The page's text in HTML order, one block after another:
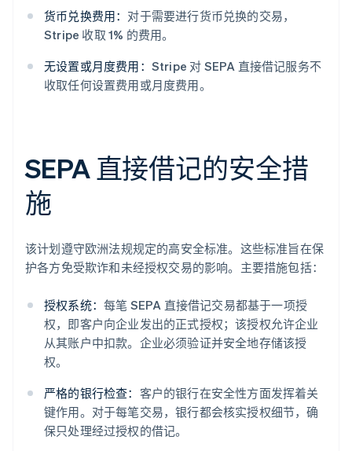
货币兑换费用： 对于需要进行货币兑换的交易，
Stripe 收取 1% 的费用。
无设置或月度费用： Stripe 对 SEPA 直接借记服务不
收取任何设置费用或月度费用。
SEPA 直接借记的安全措
施
该计划遵守欧洲法规规定的高安全标准。这些标准旨在保
护各方免受欺诈和未经授权交易的影响。主要措施包括：
授权系统： 每笔 SEPA 直接借记交易都基于一项授
权，即客户向企业发出的正式授权；该授权允许企业
从其账户中扣款。企业必须验证并安全地存储该授
权。
严格的银行检查： 客户的银行在安全性方面发挥着关
键作用。对于每笔交易，银行都会核实授权细节，确
保只处理经过授权的借记。